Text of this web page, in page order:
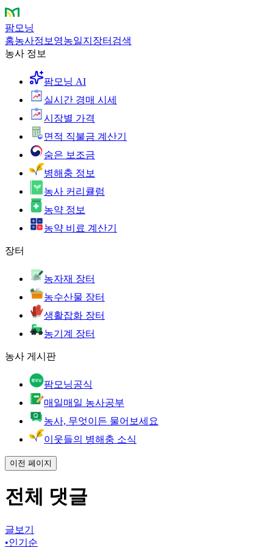
팜모닝
홈농사정보 영농일지 장터 검색
농사 정보
팜모닝 AI
실시간 경매 시세
시장별 가격
면적 직불금 계산기
숨은 보조금
병해충 정보
농사 커리큘럼
농약 정보
농약 비료 계산기
장터
농자재 장터
농수산물 장터
생활잡화 장터
농기계 장터
농사 게시판
팜모닝공식
매일매일 농사공부
농사, 무엇이든 물어보세요
이웃들의 병해충 소식
이전 페이지
전체 댓글
글보기
•인기순